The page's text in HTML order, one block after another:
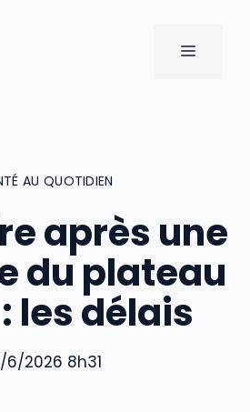
MENU
AU QUOTIDIEN
après une
du plateau
les délais
6/2026 8h31